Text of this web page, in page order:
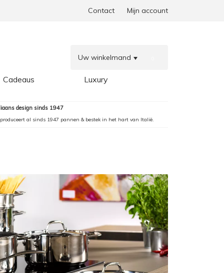
Contact Mijn account
Uw winkelmand
Cadeaus Luxury
design sinds 1947
al sinds 1947 pannen & bestek in het hart van Italië.